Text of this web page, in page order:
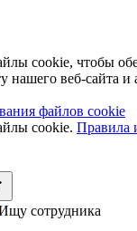
cookie, чтобы
нашего веб-сайта и
файлов cookie
cookie. Правила
сотрудника